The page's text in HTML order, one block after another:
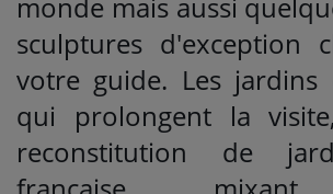
sculptures d'exception
votre guide. Les jardins
qui prolongent la
reconstitution de